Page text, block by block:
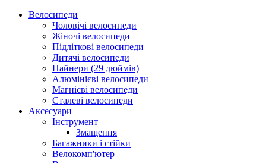
Велосипеди
Чоловічі велосипеди
Жіночі велосипеди
Підліткові велосипеди
Дитячі велосипеди
Найнери (29 дюймів)
Алюмінієві велосипеди
Магнієві велосипеди
Сталеві велосипеди
Аксесуари
Інструмент
Змащення
Багажники і стійки
Велокомп'ютер